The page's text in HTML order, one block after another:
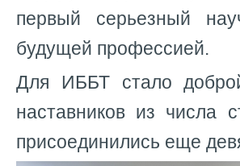
первый серьезный
будущей профессией.
Для ИББТ стало
наставников из числа
присоединились еще